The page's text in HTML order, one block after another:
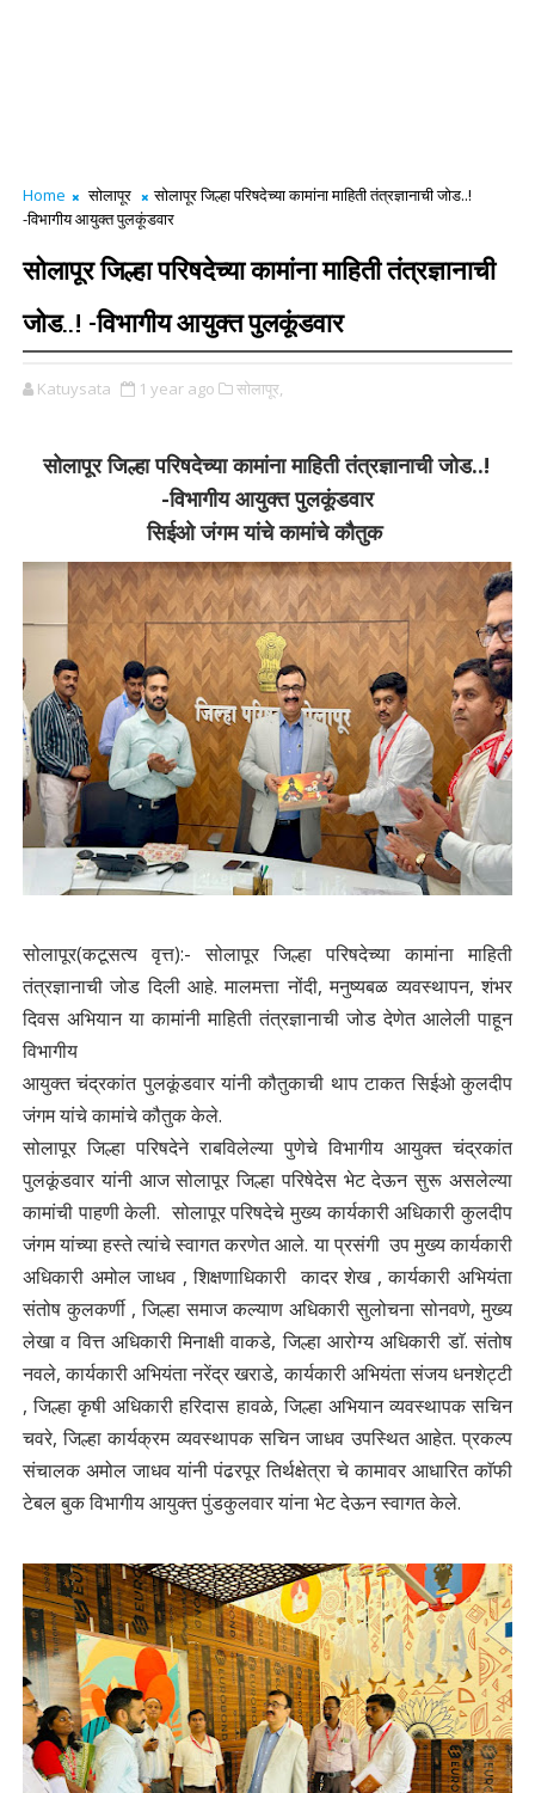
Home सोलापूर
सोलापूर जिल्हा परिषदेच्या कामांना माहिती तंत्रज्ञानाची जोड..!
-विभागीय आयुक्त पुलकूंडवार
सोलापूर जिल्हा परिषदेच्या कामांना माहिती तंत्रज्ञानाची
जोड..! -विभागीय आयुक्त पुलकूंडवार
Katuysata 1 year ago सोलापूर,
सोलापूर जिल्हा परिषदेच्या कामांना माहिती तंत्रज्ञानाची जोड..!
-विभागीय आयुक्त पुलकूंडवार
सिईओ जंगम यांचे कामांचे कौतुक
सोलापूर(कटूसत्य वृत्त):- सोलापूर जिल्हा परिषदेच्या कामांना माहिती
तंत्रज्ञानाची जोड दिली आहे. मालमत्ता नोंदी, मनुष्यबळ व्यवस्थापन, शंभर
दिवस अभियान या कामांनी माहिती तंत्रज्ञानाची जोड देणेत आलेली पाहून
विभागीय
आयुक्त चंद्रकांत पुलकूंडवार यांनी कौतुकाची थाप टाकत सिईओ कुलदीप
जंगम यांचे कामांचे कौतुक केले.
सोलापूर जिल्हा परिषदेने राबविलेल्या पुणेचे विभागीय आयुक्त चंद्रकांत
पुलकूंडवार यांनी आज सोलापूर जिल्हा परिषेदेस भेट देऊन सुरू असलेल्या
कामांची पाहणी केली. सोलापूर परिषदेचे मुख्य कार्यकारी अधिकारी कुलदीप
जंगम यांच्या हस्ते त्यांचे स्वागत करणेत आले. या प्रसंगी उप मुख्य कार्यकारी
अधिकारी अमोल जाधव , शिक्षणाधिकारी कादर शेख , कार्यकारी अभियंता
संतोष कुलकर्णी , जिल्हा समाज कल्याण अधिकारी सुलोचना सोनवणे, मुख्य
लेखा व वित्त अधिकारी मिनाक्षी वाकडे, जिल्हा आरोग्य अधिकारी डाॅ. संतोष
नवले, कार्यकारी अभियंता नरेंद्र खराडे, कार्यकारी अभियंता संजय धनशेट्टी
, जिल्हा कृषी अधिकारी हरिदास हावळे, जिल्हा अभियान व्यवस्थापक सचिन
चवरे, जिल्हा कार्यक्रम व्यवस्थापक सचिन जाधव उपस्थित आहेत. प्रकल्प
संचालक अमोल जाधव यांनी पंढरपूर तिर्थक्षेत्रा चे कामावर आधारित काॅफी
टेबल बुक विभागीय आयुक्त पुंडकुलवार यांना भेट देऊन स्वागत केले.